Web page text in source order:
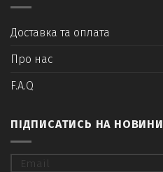
Доставка та оплата
Про нас
F.A.Q
ПІДПИСАТИСЬ НА НОВИНИ